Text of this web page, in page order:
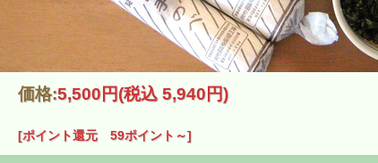
価格:5,500円(税込 5,940円)
[ポイント還元 59ポイント～]